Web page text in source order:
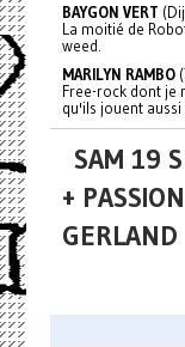
BAYGON VERT
La moitié de
weed.
MARILYN RAMBO
Free-rock dont je
qu'ils jouent aussi
SAM 19
+
GERLAND